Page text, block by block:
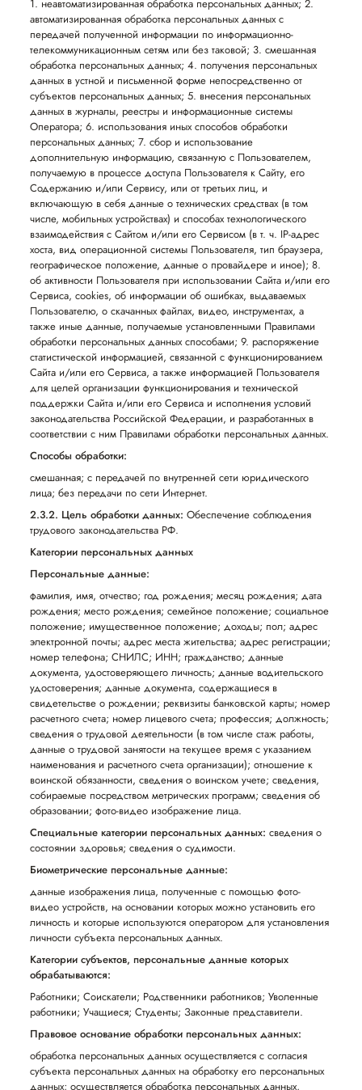
1. неавтоматизированная обработка персональных данных; 2.
автоматизированная обработка персональных данных с
передачей полученной информации по информационно-
телекоммуникационным сетям или без таковой; 3. смешанная
обработка персональных данных; 4. получения персональных
данных в устной и письменной форме непосредственно от
субъектов персональных данных; 5. внесения персональных
данных в журналы, реестры и информационные системы
Оператора; 6. использования иных способов обработки
персональных данных; 7. сбор и использование
дополнительную информацию, связанную с Пользователем,
получаемую в процессе доступа Пользователя к Сайту, его
Содержанию и/или Сервису, или от третьих лиц, и
включающую в себя данные о технических средствах (в том
числе, мобильных устройствах) и способах технологического
взаимодействия с Сайтом и/или его Сервисом (в т. ч. IP-адрес
хоста, вид операционной системы Пользователя, тип браузера,
географическое положение, данные о провайдере и иное); 8.
об активности Пользователя при использовании Сайта и/или его
Сервиса, cookies, об информации об ошибках, выдаваемых
Пользователю, о скачанных файлах, видео, инструментах, а
также иные данные, получаемые установленными Правилами
обработки персональных данных способами; 9. распоряжение
статистической информацией, связанной с функционированием
Сайта и/или его Сервиса, а также информацией Пользователя
для целей организации функционирования и технической
поддержки Сайта и/или его Сервиса и исполнения условий
законодательства Российской Федерации, и разработанных в
соответствии с ним Правилами обработки персональных данных.
Способы обработки:
смешанная; с передачей по внутренней сети юридического
лица; без передачи по сети Интернет.
2.3.2. Цель обработки данных: Обеспечение соблюдения
трудового законодательства РФ.
Категории персональных данных
Персональные данные:
фамилия, имя, отчество; год рождения; месяц рождения; дата
рождения; место рождения; семейное положение; социальное
положение; имущественное положение; доходы; пол; адрес
электронной почты; адрес места жительства; адрес регистрации;
номер телефона; СНИЛС; ИНН; гражданство; данные
документа, удостоверяющего личность; данные водительского
удостоверения; данные документа, содержащиеся в
свидетельстве о рождении; реквизиты банковской карты; номер
расчетного счета; номер лицевого счета; профессия; должность;
сведения о трудовой деятельности (в том числе стаж работы,
данные о трудовой занятости на текущее время с указанием
наименования и расчетного счета организации); отношение к
воинской обязанности, сведения о воинском учете; сведения,
собираемые посредством метрических программ; сведения об
образовании; фото-видео изображение лица.
Специальные категории персональных данных: сведения о
состоянии здоровья; сведения о судимости.
Биометрические персональные данные:
данные изображения лица, полученные с помощью фото-
видео устройств, на основании которых можно установить его
личность и которые используются оператором для установления
личности субъекта персональных данных.
Категории субъектов, персональные данные которых
обрабатываются:
Работники; Соискатели; Родственники работников; Уволенные
работники; Учащиеся; Студенты; Законные представители.
Правовое основание обработки персональных данных:
обработка персональных данных осуществляется с согласия
субъекта персональных данных на обработку его персональных
данных; осуществляется обработка персональных данных,